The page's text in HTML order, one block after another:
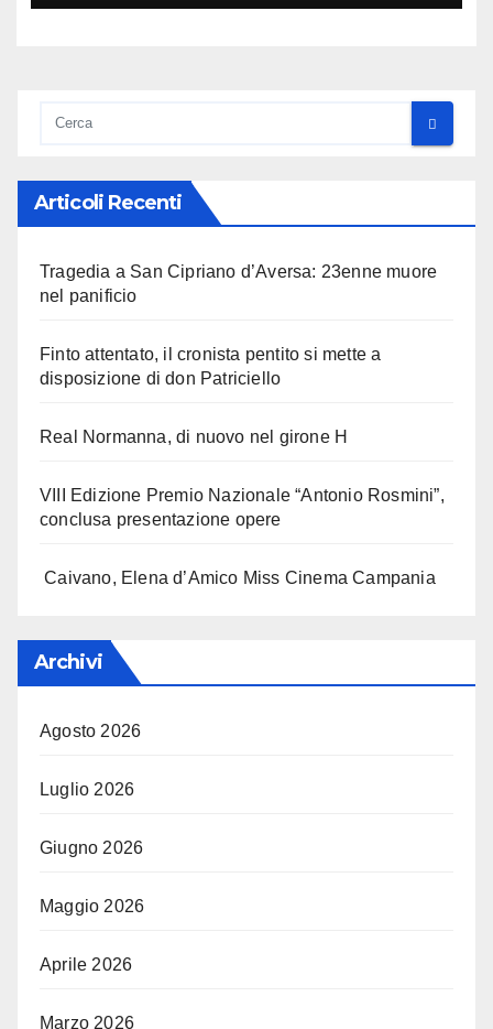
Articoli Recenti
Tragedia a San Cipriano d’Aversa: 23enne muore
nel panificio
Finto attentato, il cronista pentito si mette a
disposizione di don Patriciello
Real Normanna, di nuovo nel girone H
VIII Edizione Premio Nazionale “Antonio Rosmini”,
conclusa presentazione opere
Caivano, Elena d’Amico Miss Cinema Campania
Archivi
Agosto 2026
Luglio 2026
Giugno 2026
Maggio 2026
Aprile 2026
Marzo 2026